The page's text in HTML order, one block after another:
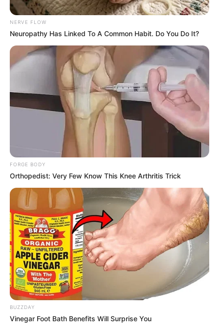
DERRUMBE
Emergencia en la vía La Soberanía:
colapso total de la banca deja
incomunicado a Norte de Santander y
Arauca
TERREMOTO
tras devastador terremoto:
pacientes en la calle
MOVILIDAD
Plan retorno en Santander
no será fácil: autoridades
advierten riesgos por
lluvias
NERVE FLOW
Neuropathy Has Linked To A Common Habit. Do You Do It?
FORGE BODY
Orthopedist: Very Few Know This Knee Arthritis Trick
BUZZDAY
Vinegar Foot Bath Benefits Will Surprise You